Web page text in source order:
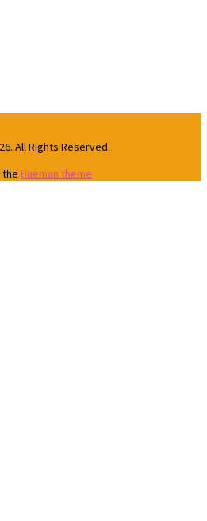
All Rights Reserved.
the Hueman theme